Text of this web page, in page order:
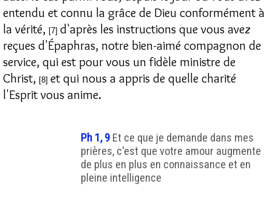
entendu et connu la grâce de Dieu conformément à
la vérité, [7] d'après les instructions que vous avez
reçues d'Épaphras, notre bien-aimé compagnon de
service, qui est pour vous un fidèle ministre de
Christ, [8] et qui nous a appris de quelle charité
l'Esprit vous anime.
Ph 1, 9 Et ce que je demande dans mes
prières, c'est que votre amour augmente
de plus en plus en connaissance et en
pleine intelligence